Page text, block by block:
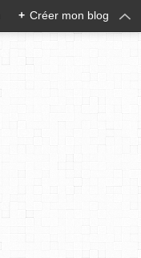
+ Créer mon blog